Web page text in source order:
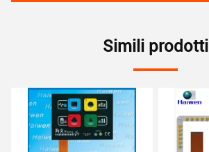
Simili prodotti